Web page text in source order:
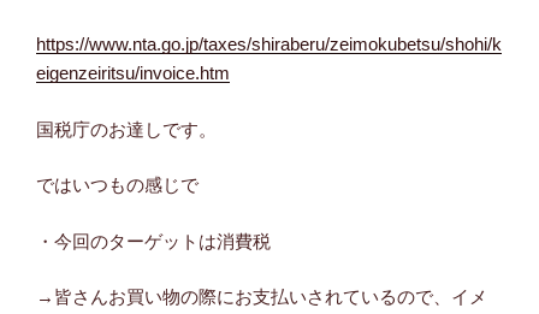
https://www.nta.go.jp/taxes/shiraberu/zeimokubetsu/shohi/k
eigenzeiritsu/invoice.htm
国税庁のお達しです。
ではいつもの感じで
・今回のターゲットは消費税
→皆さんお買い物の際にお支払いされているので、イメ